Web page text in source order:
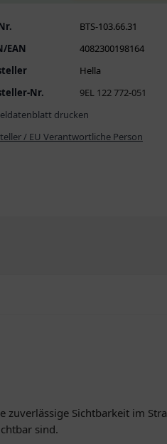
BTS-103.66.31
EAN
4082300198164
Hella
Nr.
9EL 122 772-051
drucken
/ EU Verantwortliche Person
Sichtbarkeit im
sind.